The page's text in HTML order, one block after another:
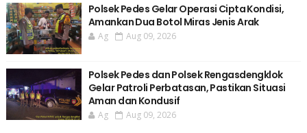
Polsek Pedes Gelar Operasi Cipta Kondisi,
Amankan Dua Botol Miras Jenis Arak
Ag Aug 09, 2026
Polsek Pedes dan Polsek Rengasdengklok
Gelar Patroli Perbatasan, Pastikan Situasi
Aman dan Kondusif
Ag Aug 09, 2026